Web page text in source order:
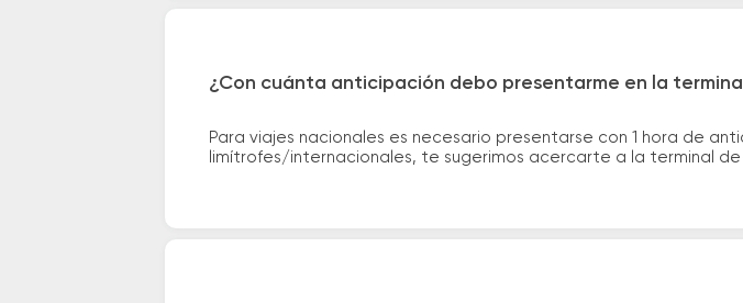
¿Con cuánta anticipación debo presentarme en la
Para viajes nacionales es necesario presentarse con 1 hora de
limítrofes/internacionales, te sugerimos acercarte a la terminal